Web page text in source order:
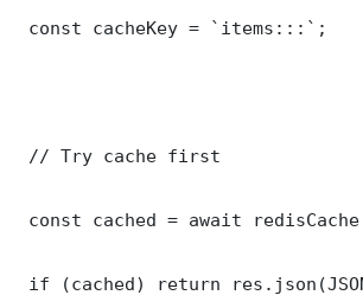
const cacheKey = `items:::`;
// Try cache first
const cached = await
if (cached) return